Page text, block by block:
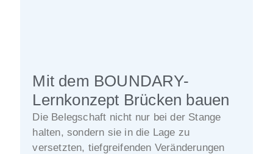
Mit dem BOUNDARY-
Lernkonzept Brücken bauen
Die Belegschaft nicht nur bei der Stange
halten, sondern sie in die Lage zu
versetzten, tiefgreifenden Veränderungen